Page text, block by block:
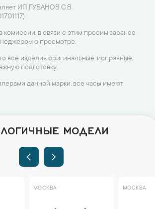
ИП ГУБАНОВ С.В.
комиссии, в связи с этим просим заранее
о просмотре.
все изделия оригинальные, исправные,
подготовку.
данной марки, все часы имеют
МОДЕЛИ
МОСКВА МОСКВА